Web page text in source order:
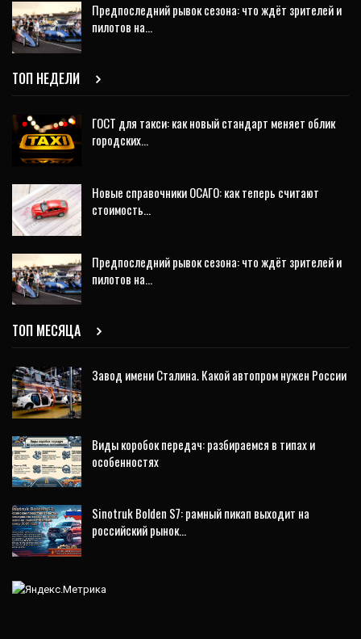
Предпоследний рывок сезона: что ждёт зрителей и
пилотов на…
ТОП НЕДЕЛИ
ГОСТ для такси: как новый стандарт меняет облик
городских…
Новые справочники ОСАГО: как теперь считают
стоимость…
Предпоследний рывок сезона: что ждёт зрителей и
пилотов на…
ТОП МЕСЯЦА
Завод имени Сталина. Какой автопром нужен России
Виды коробок передач: разбираемся в типах и
особенностях
Sinotruk Bolden S7: рамный пикап выходит на
российский рынок…